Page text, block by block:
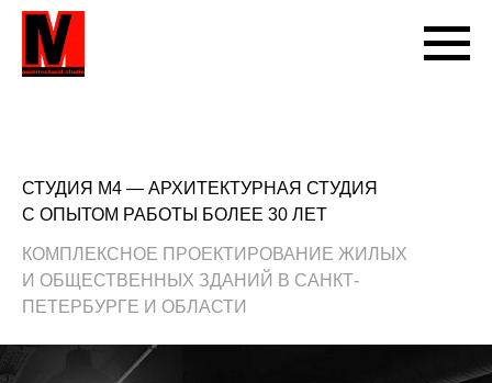
СТУДИЯ М4 — АРХИТЕКТУРНАЯ СТУДИЯ
С ОПЫТОМ РАБОТЫ БОЛЕЕ 30 ЛЕТ
КОМПЛЕКСНОЕ ПРОЕКТИРОВАНИЕ ЖИЛЫХ
И ОБЩЕСТВЕННЫХ ЗДАНИЙ В САНКТ-
ПЕТЕРБУРГЕ И ОБЛАСТИ